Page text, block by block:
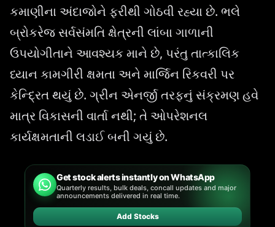
કમાણીના અંદાજોને ફરીથી ગોઠવી રહ્યા છે. ભલે
બ્રોકરેજ સર્વસંમતિ ક્ષેત્રની લાંબા ગાળાની
ઉપયોગીતાને આવશ્યક માને છે, પરંતુ તાત્કાલિક
ધ્યાન કામગીરી ક્ષમતા અને માર્જિન રિકવરી પર
કેન્દ્રિત થયું છે. ગ્રીન એનર્જી તરફનું સંક્રમણ હવે
માત્ર વિકાસની વાર્તા નથી; તે ઓપરેશનલ
કાર્યક્ષમતાની લડાઈ બની ગયું છે.
Get stock alerts instantly on WhatsApp
Quarterly results, bulk deals, concall updates and major
announcements delivered in real time.
Add Stocks